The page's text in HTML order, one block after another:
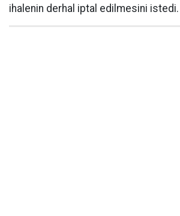
ihalenin derhal iptal edilmesini istedi.